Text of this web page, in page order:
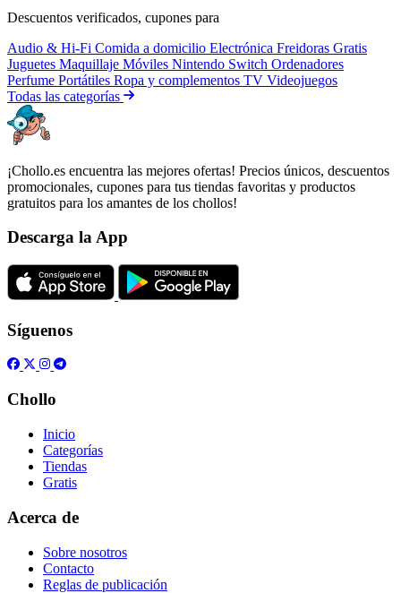
Descuentos verificados, cupones para
Audio & Hi-Fi Comida a domicilio Electrónica Freidoras Gratis
Juguetes Maquillaje Móviles Nintendo Switch Ordenadores
Perfume Portátiles Ropa y complementos TV Videojuegos
Todas las categorías
¡Chollo.es encuentra las mejores ofertas! Precios únicos, descuentos
promocionales, cupones para tus tiendas favoritas y productos
gratuitos para los amantes de los chollos!
Descarga la App
Síguenos
Chollo
Inicio
Categorías
Tiendas
Gratis
Acerca de
Sobre nosotros
Contacto
Reglas de publicación